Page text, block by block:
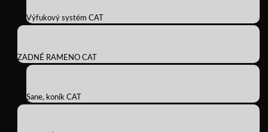
Výfukový systém CAT
ZADNÉ RAMENO CAT
Sane, koník CAT